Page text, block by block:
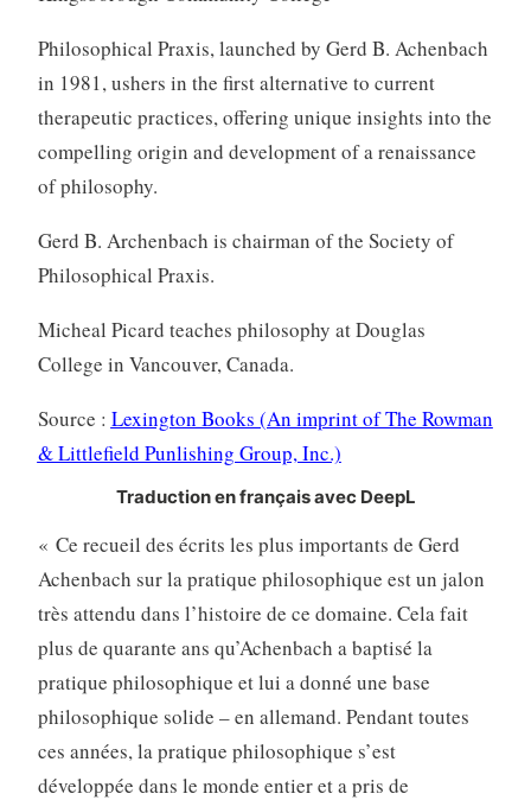
Philosophical Praxis, launched by Gerd B. Achenbach
in 1981, ushers in the first alternative to current
therapeutic practices, offering unique insights into the
compelling origin and development of a renaissance
of philosophy.
Gerd B. Archenbach is chairman of the Society of
Philosophical Praxis.
Micheal Picard teaches philosophy at Douglas
College in Vancouver, Canada.
Source : Lexington Books (An imprint of The Rowman
& Littlefield Punlishing Group, Inc.)
Traduction en français avec DeepL
« Ce recueil des écrits les plus importants de Gerd
Achenbach sur la pratique philosophique est un jalon
très attendu dans l’histoire de ce domaine. Cela fait
plus de quarante ans qu’Achenbach a baptisé la
pratique philosophique et lui a donné une base
philosophique solide – en allemand. Pendant toutes
ces années, la pratique philosophique s’est
développée dans le monde entier et a pris de